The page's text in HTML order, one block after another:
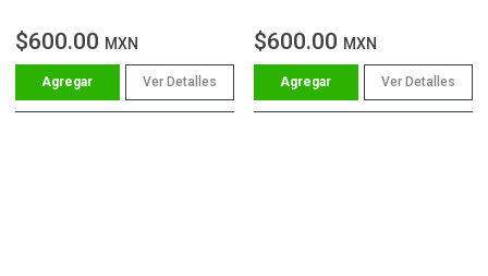
$600.00 MXN
Ver Detalles
$600.00 MXN
Ver Detalles